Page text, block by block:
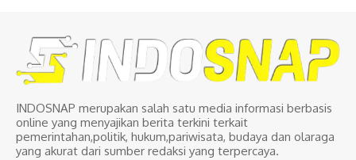
INDOSNAP merupakan salah satu media informasi berbasis
online yang menyajikan berita terkini terkait
pemerintahan,politik, hukum,pariwisata, budaya dan olaraga
yang akurat dari sumber redaksi yang terpercaya.